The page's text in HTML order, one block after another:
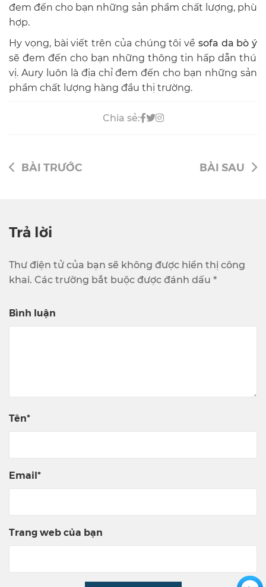
đem đến cho bạn những sản phẩm chất lượng, phù
hợp.
Hy vọng, bài viết trên của chúng tôi về sofa da bò ý
sẽ đem đến cho bạn những thông tin hấp dẫn thú
vị. Aury luôn là địa chỉ đem đến cho bạn những sản
phẩm chất lượng hàng đầu thị trường.
Chia sẻ:
BÀI TRƯỚC BÀI SAU
Trả lời
Thư điện tử của bạn sẽ không được hiển thị công
khai. Các trường bắt buộc được đánh dấu *
Bình luận
Tên*
Email*
Trang web của bạn